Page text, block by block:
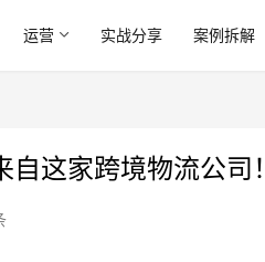
运营 实战分享 案例拆解
这家跨境物流公司！